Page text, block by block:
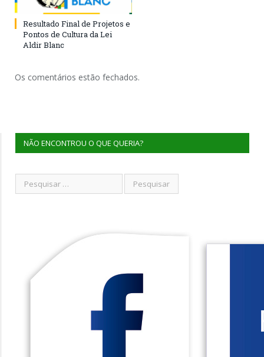
Resultado Final de Projetos e
Pontos de Cultura da Lei
Aldir Blanc
Os comentários estão fechados.
NÃO ENCONTROU O QUE QUERIA?